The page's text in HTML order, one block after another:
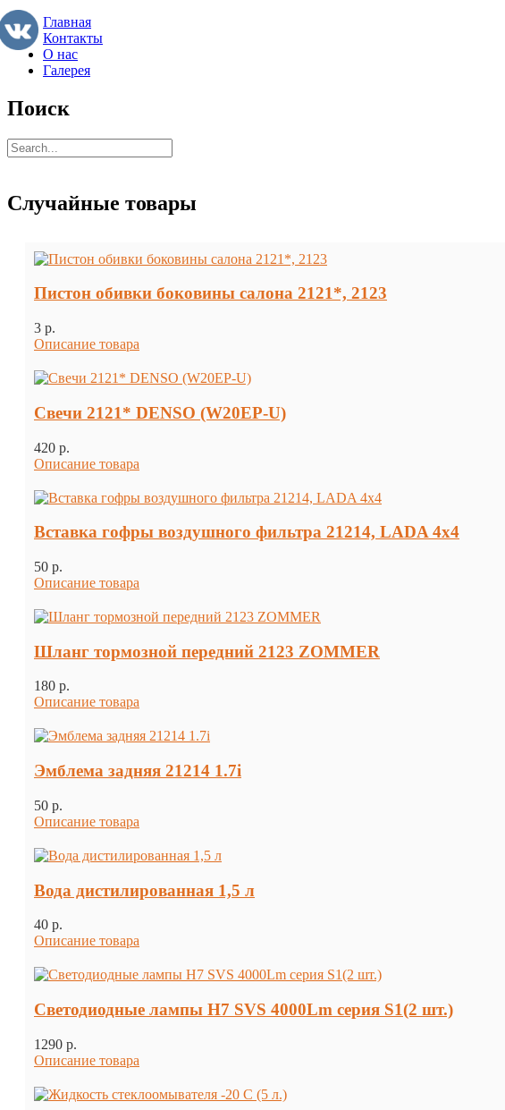
Главная
Контакты
О нас
Галерея
Поиск
Случайные товары
Пистон обивки боковины салона 2121*, 2123
3 p.
Описание товара
Свечи 2121* DENSO (W20EP-U)
420 p.
Описание товара
Вставка гофры воздушного фильтра 21214, LADA 4х4
50 p.
Описание товара
Шланг тормозной передний 2123 ZOMMER
180 p.
Описание товара
Эмблема задняя 21214 1.7i
50 p.
Описание товара
Вода дистилированная 1,5 л
40 p.
Описание товара
Светодиодные лампы H7 SVS 4000Lm серия S1(2 шт.)
1290 p.
Описание товара